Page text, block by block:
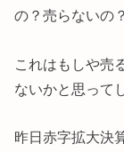
の？売らないの
これはもしや売
ないかと思って
昨日赤字拡大決